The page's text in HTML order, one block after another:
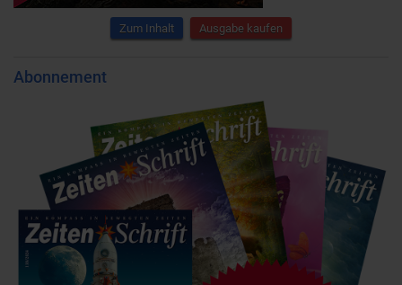
Zum Inhalt Ausgabe kaufen
Abonnement